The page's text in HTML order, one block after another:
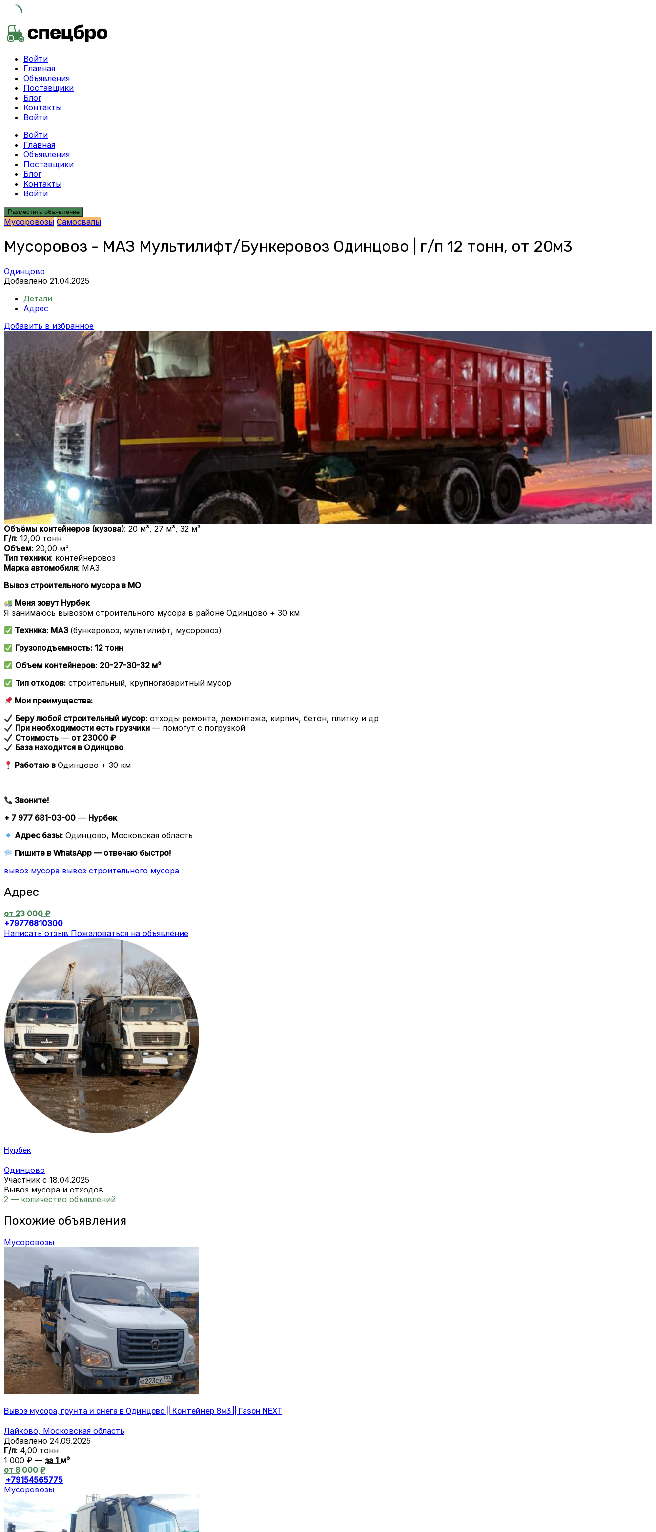
Skip
to
Войти
Главная
Объявления
Поставщики
Блог
Контакты
Войти
Войти
Главная
Объявления
Поставщики
Блог
Контакты
Войти
Разместить объявление
Мусоровозы Самосвалы
Мусоровоз - МАЗ Мультилифт/Бункеровоз Одинцово | г/п 12 тонн, от 20м3
Одинцово
Добавлено 21.04.2025
Детали
Адрес
Добавить в избранное
Объёмы контейнеров (кузова): 20 м³, 27 м³, 32 м³
Г/п: 12,00 тонн
Объем: 20,00 м³
Тип техники: контейнеровоз
Марка автомобиля: МАЗ
Вывоз строительного мусора в МО
Меня зовут Нурбек
Я занимаюсь вывозом строительного мусора в районе Одинцово + 30 км
Техника: МАЗ (бункеровоз, мультилифт, мусоровоз)
Грузоподъемность: 12 тонн
Объем контейнеров: 20-27-30-32 м³
Тип отходов: строительный, крупногабаритный мусор
Мои преимущества:
Беру любой строительный мусор: отходы ремонта, демонтажа, кирпич, бетон, плитку и др
При необходимости есть грузчики — помогут с погрузкой
Стоимость — от 23000 ₽
База находится в Одинцово
Работаю вОдинцово + 30 км
Звоните!
+ 7 977 681-03-00 — Нурбек
Адрес базы: Одинцово, Московская область
Пишите в WhatsApp — отвечаю быстро!
вывоз мусора вывоз строительного мусора
Адрес
от 23 000 ₽
+79776810300
Написать отзыв Пожаловаться на объявление
Нурбек
Одинцово
Участник с 18.04.2025
Вывоз мусора и отходов
2 — количество объявлений
Похожие объявления
Мусоровозы
Вывоз мусора, грунта и снега в Одинцово || Контейнер 8м3 || Газон NEXT
Лайково, Московская область
Добавлено 24.09.2025
Г/п: 4,00 тонн
1 000 ₽ — за 1 м³
от 8 000 ₽
+79154565775
Мусоровозы